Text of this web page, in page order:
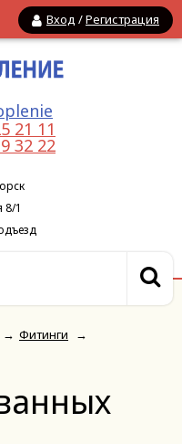
Вход /Регистрация
21 11
32 22
8/1
→ Фитинги
→